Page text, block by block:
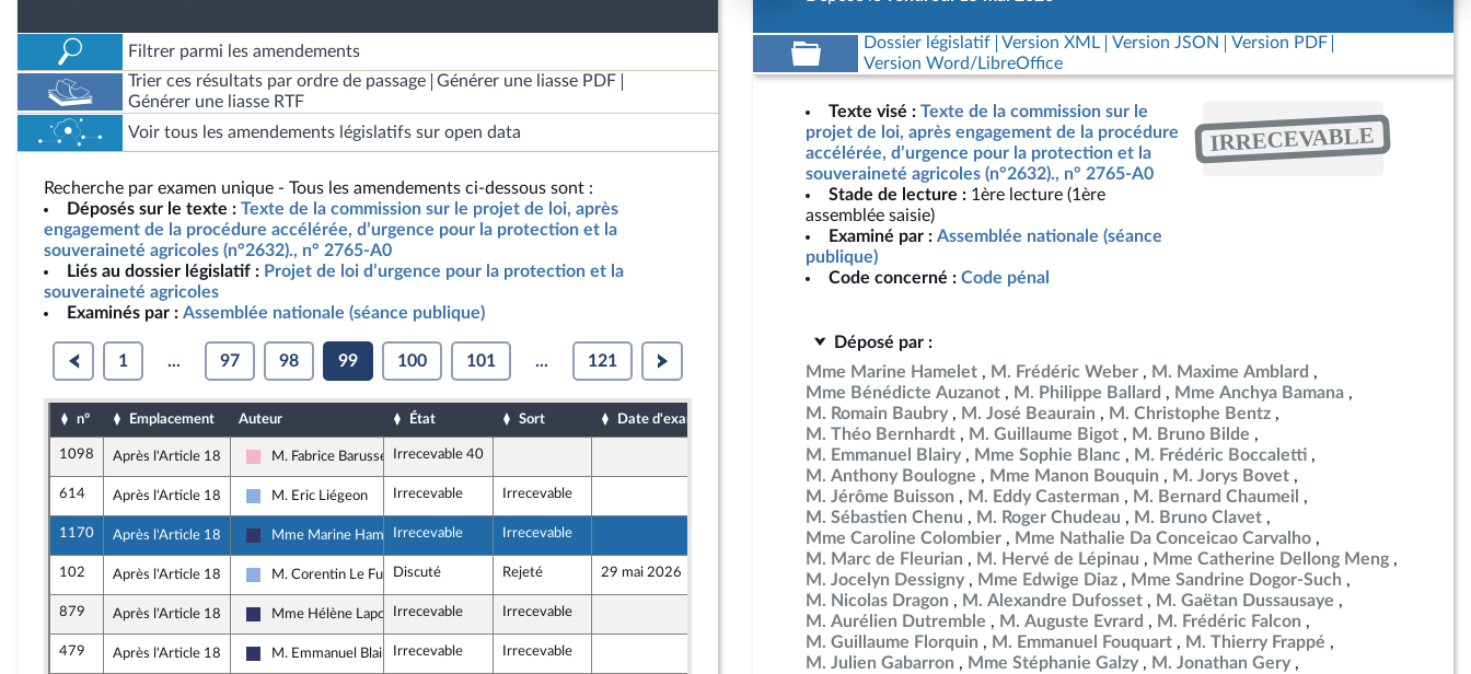
Filtrer parmi les amendements
Trier ces résultats par ordre de passage
Générer une liasse PDF
Générer une liasse RTF
Voir tous les amendements législatifs sur open data
Recherche par examen unique - Tous les amendements ci-dessous sont :
Déposés sur le texte : Texte de la commission sur le projet de loi, après
engagement de la procédure accélérée, d’urgence pour la protection et la
souveraineté agricoles (n°2632)., n° 2765-A0
Liés au dossier législatif : Projet de loi d’urgence pour la protection et la
souveraineté agricoles
Examinés par : Assemblée nationale (séance publique)
1 ... 97 98 99 100 101 ... 121
n° Emplacement Auteur État Sort Date d'examen Date de dépôt
1098 Après l'Article 18
Socialistes et apparentés
M. Fabrice BarusseauIrrecevable 40 15 mai 2026
614 Après l'Article 18
Droite Républicaine
M. Eric Liégeon Irrecevable Irrecevable 13 mai 2026
1170 Après l'Article 18
Rassemblement National
Mme Marine HameletIrrecevable Irrecevable 15 mai 2026
102 Après l'Article 18
Droite Républicaine
M. Corentin Le Fur Discuté Rejeté 29 mai 2026 11 mai 2026
879 Après l'Article 18
Rassemblement National
Mme Hélène LaporteIrrecevable Irrecevable 14 mai 2026
479 Après l'Article 18
Rassemblement National
M. Emmanuel Blairy Irrecevable Irrecevable 13 mai 2026
Dossier législatif Version XML Version JSON
Version PDF
Version Word/LibreOffice
Texte visé : Texte de la commission sur le
projet de loi, après engagement de la procédure
accélérée, d’urgence pour la protection et la
souveraineté agricoles (n°2632)., n° 2765-A0
Stade de lecture : 1ère lecture (1ère
assemblée saisie)
Examiné par : Assemblée nationale (séance
publique)
Code concerné : Code pénal
IRRECEVABLE
Déposé par :
Mme Marine Hamelet
M. Frédéric Weber
M. Maxime Amblard
Mme Bénédicte Auzanot
M. Philippe Ballard
Mme Anchya Bamana
M. Romain Baubry
M. José Beaurain
M. Christophe Bentz
M. Théo Bernhardt
M. Guillaume Bigot
M. Bruno Bilde
M. Emmanuel Blairy
Mme Sophie Blanc
M. Frédéric Boccaletti
M. Anthony Boulogne
Mme Manon Bouquin
M. Jorys Bovet
M. Jérôme Buisson
M. Eddy Casterman
M. Bernard Chaumeil
M. Sébastien Chenu
M. Roger Chudeau
M. Bruno Clavet
Mme Caroline Colombier
Mme Nathalie Da Conceicao Carvalho
M. Marc de Fleurian
M. Hervé de Lépinau
Mme Catherine Dellong Meng
M. Jocelyn Dessigny
Mme Edwige Diaz
Mme Sandrine Dogor-Such
M. Nicolas Dragon
M. Alexandre Dufosset
M. Gaëtan Dussausaye
M. Aurélien Dutremble
M. Auguste Evrard
M. Frédéric Falcon
M. Guillaume Florquin
M. Emmanuel Fouquart
M. Thierry Frappé
M. Julien Gabarron
Mme Stéphanie Galzy
M. Jonathan Gery